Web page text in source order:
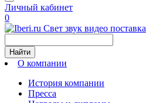
Личный кабинет
0
Свет звук видео поставка
Найти
О компании
История компании
Пресса